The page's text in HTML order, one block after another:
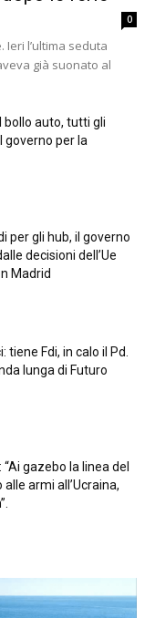
0
l’ultima seduta
già suonato al
bollo auto, tutti gli
governo per la
per gli hub, il governo
decisioni dell’Ue
Madrid
tiene Fdi, in calo il Pd.
lunga di Futuro
gazebo la linea del
armi all’Ucraina,